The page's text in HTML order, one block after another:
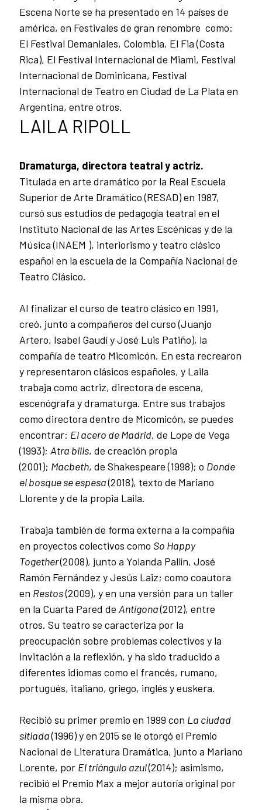
Escena Norte se ha presentado en 14 países de
américa, en Festivales de gran renombre como:
El Festival Demaniales, Colombia, El Fia (Costa
Rica), El Festival Internacional de Miami, Festival
Internacional de Dominicana, Festival
Internacional de Teatro en Ciudad de La Plata en
Argentina, entre otros.
LAILA RIPOLL
Dramaturga, directora teatral y actriz.
Titulada en arte dramático por la Real Escuela
Superior de Arte Dramático (RESAD) en 1987,
cursó sus estudios de pedagogía teatral en el
Instituto Nacional de las Artes Escénicas y de la
Música (INAEM ), interiorismo y teatro clásico
español en la escuela de la Compañía Nacional de
Teatro Clásico.
Al finalizar el curso de teatro clásico en 1991,
creó, junto a compañeros del curso (Juanjo
Artero, Isabel Gaudí y José Luis Patiño), la
compañía de teatro Micomicón. En esta recrearon
y representaron clásicos españoles, y Laila
trabaja como actriz, directora de escena,
escenógrafa y dramaturga. Entre sus trabajos
como directora dentro de Micomicón, se puedes
encontrar: El acero de Madrid, de Lope de Vega
(1993); Atra bilis, de creación propia
(2001); Macbeth, de Shakespeare (1998); o Donde
el bosque se espesa(2018), texto de Mariano
Llorente y de la propia Laila.
Trabaja también de forma externa a la compañía
en proyectos colectivos como So Happy
Together(2008), junto a Yolanda Pallín, José
Ramón Fernández y Jesús Laiz; como coautora
en Restos(2009), y en una versión para un taller
en la Cuarta Pared de Antígona(2012), entre
otros. Su teatro se caracteriza por la
preocupación sobre problemas colectivos y la
invitación a la reflexión, y ha sido traducido a
diferentes idiomas como el francés, rumano,
portugués, italiano, griego, inglés y euskera.
Recibió su primer premio en 1999 con La ciudad
sitiada(1996) y en 2015 se le otorgó el Premio
Nacional de Literatura Dramática, junto a Mariano
Lorente, por El triángulo azul(2014); asimismo,
recibió el Premio Max a mejor autoría original por
la misma obra.